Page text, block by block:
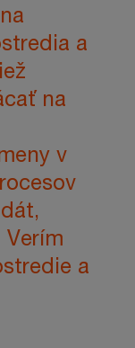
a
na
v
a